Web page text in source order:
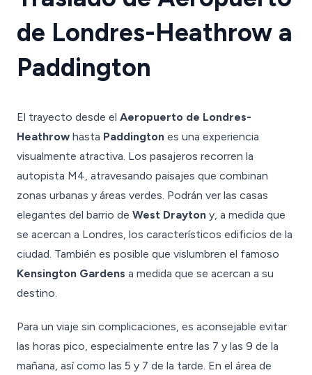
de Londres-Heathrow a
Paddington
El trayecto desde el Aeropuerto de Londres-
Heathrow hasta Paddington es una experiencia
visualmente atractiva. Los pasajeros recorren la
autopista M4, atravesando paisajes que combinan
zonas urbanas y áreas verdes. Podrán ver las casas
elegantes del barrio de West Drayton y, a medida que
se acercan a Londres, los característicos edificios de la
ciudad. También es posible que vislumbren el famoso
Kensington Gardens a medida que se acercan a su
destino.
Para un viaje sin complicaciones, es aconsejable evitar
las horas pico, especialmente entre las 7 y las 9 de la
mañana, así como las 5 y 7 de la tarde. En el área de